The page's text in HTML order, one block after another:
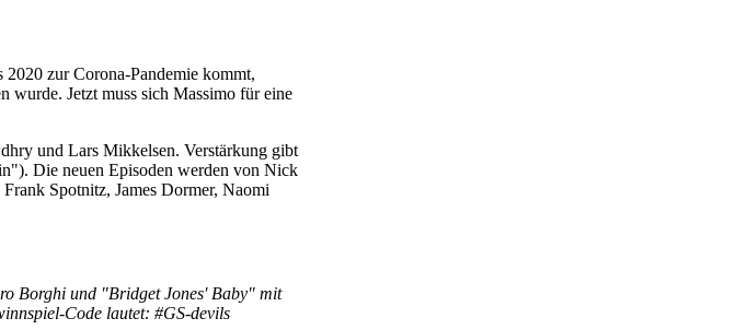
zur Corona-Pandemie kommt,
wurde. Jetzt muss sich Massimo für eine
und Lars Mikkelsen. Verstärkung gibt
Die neuen Episoden werden von Nick
Spotnitz, James Dormer, Naomi
Borghi und "Bridget Jones' Baby" mit
Code lautet: #GS-devils